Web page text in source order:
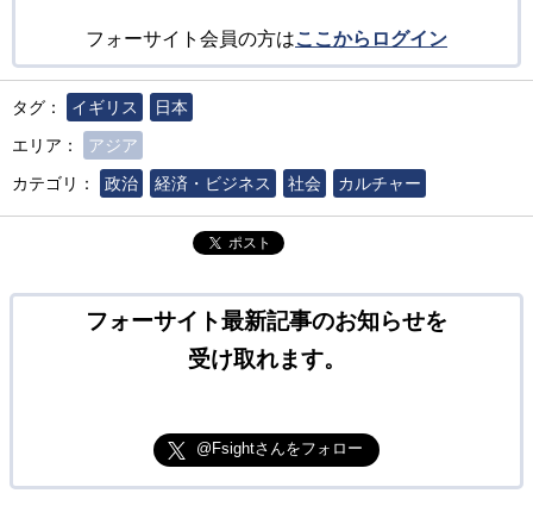
フォーサイト会員の方はここからログイン
タグ： イギリス
日本
エリア：
アジア
カテゴリ：
政治 経済・ビジネス 社会 カルチャー
ポスト
フォーサイト最新記事のお知らせを
受け取れます。
@Fsightさんをフォロー